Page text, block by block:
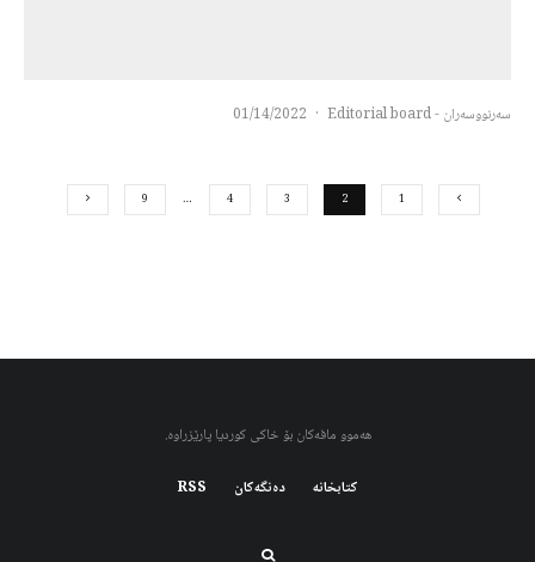
سەرنووسەران - Editorial board ·
01/14/2022
1
2
3
4
…
9
هەموو مافەکان بۆ خاکی کوردیا پارێزراوە.
کتابخانه دەنگەکان RSS